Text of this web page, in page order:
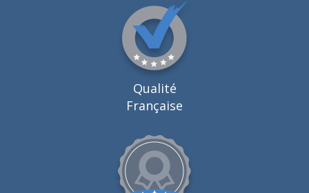
Qualité
Française